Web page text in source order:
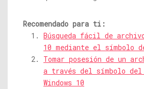
Recomendado para ti:
Búsqueda fácil de
10 mediante el símbolo
Tomar posesión de un
a través del símbolo del
Windows 10